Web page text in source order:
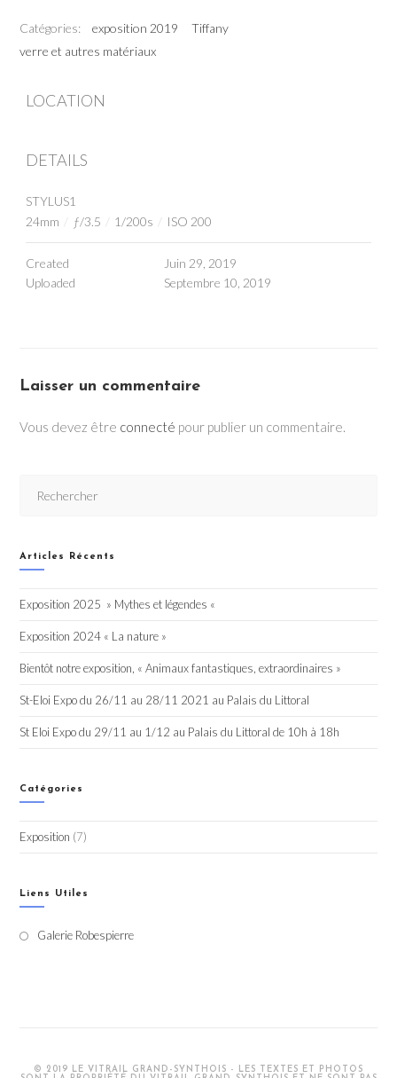
Catégories: exposition 2019
Tiffany
verre et autres matériaux
LOCATION
DETAILS
STYLUS1
24mm / ƒ/3.5 / 1/200s / ISO 200
Created
Juin 29, 2019
Uploaded
Septembre 10, 2019
Laisser un commentaire
Vous devez être connecté pour publier un commentaire.
Articles Récents
Exposition 2025 » Mythes et légendes «
Exposition 2024 « La nature »
Bientôt notre exposition, « Animaux fantastiques, extraordinaires »
St-Eloi Expo du 26/11 au 28/11 2021 au Palais du Littoral
St Eloi Expo du 29/11 au 1/12 au Palais du Littoral de 10h à 18h
Catégories
Exposition (7)
Liens Utiles
Galerie RobespierreS’ouvre
© 2019 LE VITRAIL GRAND-SYNTHOIS - LES TEXTES ET PHOTOS